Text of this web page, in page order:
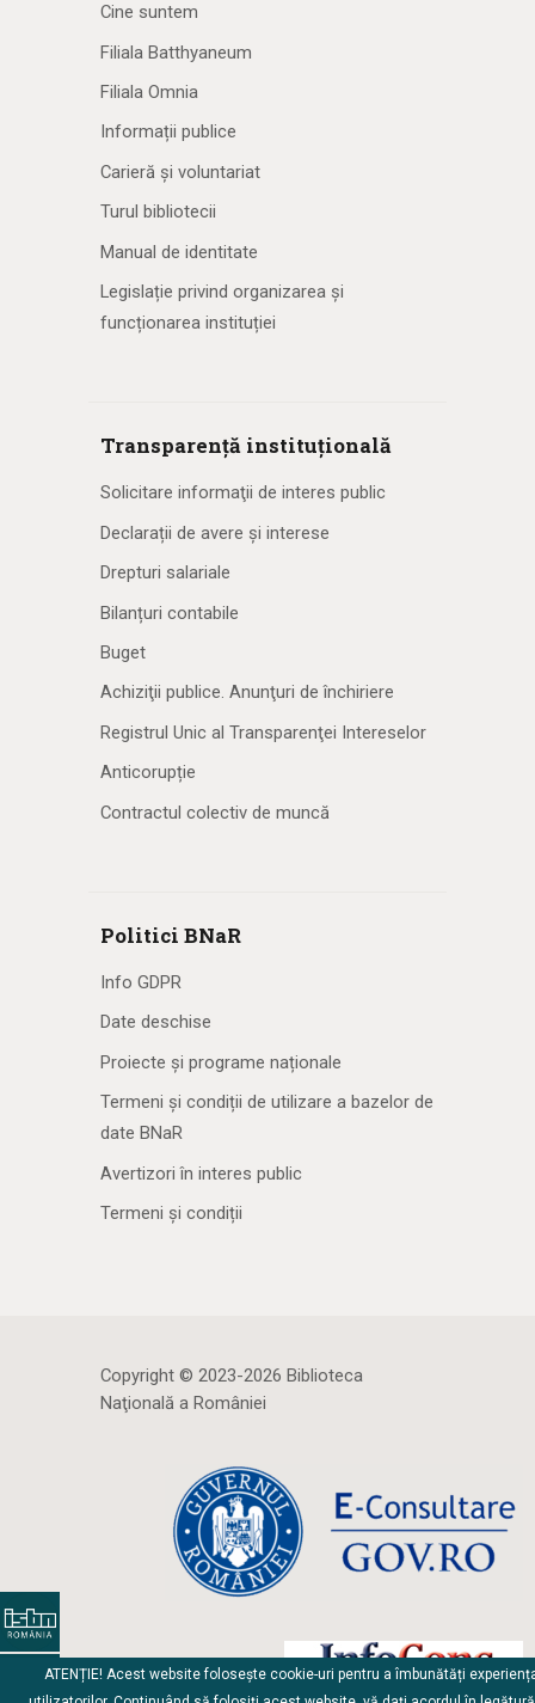
Cine suntem
Filiala Batthyaneum
Filiala Omnia
Informații publice
Carieră și voluntariat
Turul bibliotecii
Manual de identitate
Legislație privind organizarea și
funcționarea instituției
Transparență instituțională
Solicitare informaţii de interes public
Declarații de avere și interese
Drepturi salariale
Bilanțuri contabile
Buget
Achiziţii publice. Anunţuri de închiriere
Registrul Unic al Transparenţei Intereselor
Anticorupție
Contractul colectiv de muncă
Politici BNaR
Info GDPR
Date deschise
Proiecte și programe naționale
Termeni și condiții de utilizare a bazelor de
date BNaR
Avertizori în interes public
Termeni și condiții
Copyright © 2023-2026 Biblioteca
Naţională a României
ATENȚIE! Acest website folosește cookie-uri pentru a îmbunătăți